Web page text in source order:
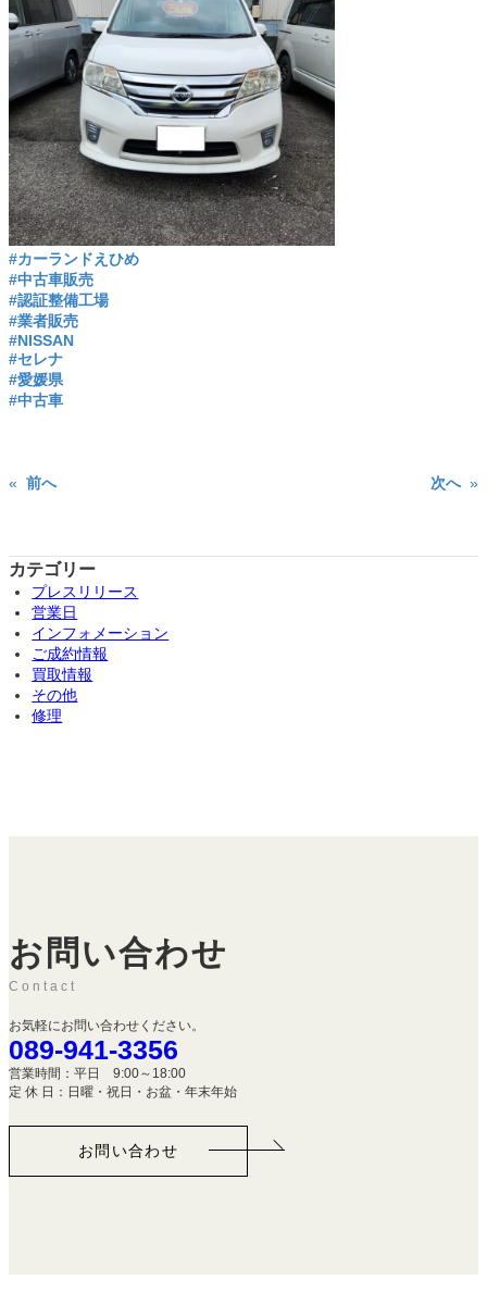
#カーランドえひめ
#中古車販売
#認証整備工場
#業者販売
#NISSAN
#セレナ
#愛媛県
#中古車
« 前へ 次へ »
カテゴリー
プレスリリース
営業日
インフォメーション
ご成約情報
買取情報
その他
修理
お問い合わせ
Contact
お気軽にお問い合わせください。
089-941-3356
営業時間：平日 9:00～18:00
定 休 日：日曜・祝日・お盆・年末年始
お問い合わせ